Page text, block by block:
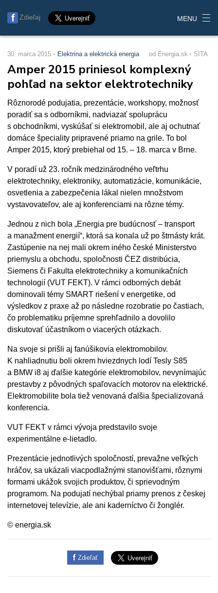
Zdieľaj MENU
30. marca 2015 Elektrina a elektrická energia od Energia.sk SITA
Amper 2015 priniesol komplexný
pohľad na sektor elektrotechniky
Rôznorodé podujatia, prezentácie, workshopy, možnosť
poradiť sa s odborníkmi, nadviazať spoluprácu
s obchodníkmi, vyskúšať si elektromobil, ale aj ochutnať
domáce špeciality pripravené priamo na grile. To bol
Amper 2015, ktorý prebiehal od 15. – 18. marca v Brne.
V poradí už 23. ročník medzinárodného veľtrhu
elektrotechniky, elektroniky, automatizácie, komunikácie,
osvetlenia a zabezpečenia lákal nielen množstvom
vystavovateľov, ale aj konferenciami na rôzne témy.
Jednou z nich bola „Energia pre budúcnosť – transport
a manažment energií“, ktorá sa konala už po štrnásty krát.
Zastúpenie na nej mali okrem iného české Ministerstvo
priemyslu a obchodu, spoločnosti ČEZ distribúcia,
Siemens či Fakulta elektrotechniky a komunikačních
technologií (VUT FEKT). V rámci odborných debát
dominovali témy SMART riešení v energetike, od
výsledkov z praxe až po následne rozobratie po častiach,
čo problematiku príjemne sprehľadnilo a dovolilo
diskutovať účastníkom o viacerých otázkach.
Na svoje si prišli aj fanúšikovia elektromobilov.
K nahliadnutiu boli okrem hviezdnych lodí Tesly S85
a BMW i8 aj ďalšie kategórie elektromobilov, nevynímajúc
prestavby z pôvodných spaľovacích motorov na elektrické.
Elektromobilite bola tiež venovaná ďalšia špecializovaná
konferencia.
VUT FEKT v rámci vývoja predstavilo svoje
experimentálne e-lietadlo.
Prezentácie jednotlivých spoločností, prevažne veľkých
hráčov, sa ukázali viacpodlažnými stanovišťami, rôznymi
formami ukážok svojich produktov, či sprievodným
programom. Na podujatí nechýbal priamy prenos z českej
internetovej televízie, ale ani kaderníctvo či žonglér.
© energia.sk
Zdieľať